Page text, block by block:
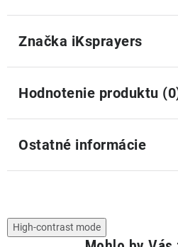
Značka iKsprayers
Hodnotenie produktu
Ostatné informácie
High-contrast mode